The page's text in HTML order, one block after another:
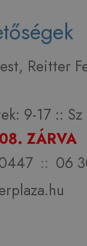
Reitter
9-17 :: Sz
ZÁRVA
:: 06